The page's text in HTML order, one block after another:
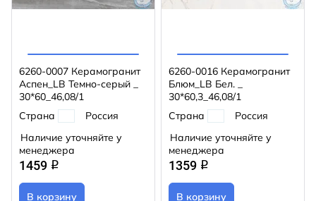
6260-0007 Керамогранит
Аспен_LB Темно-серый _
30*60_46,08/1
Страна
Россия
Наличие уточняйте у
менеджера
1459 q
В корзину
6260-0016 Керамогранит
Блюм_LB Бел. _
30*60,3_46,08/1
Страна
Россия
Наличие уточняйте у
менеджера
1359 q
В корзину